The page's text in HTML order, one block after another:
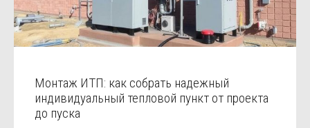
Монтаж ИТП: как собрать надежный
индивидуальный тепловой пункт от проекта
до пуска